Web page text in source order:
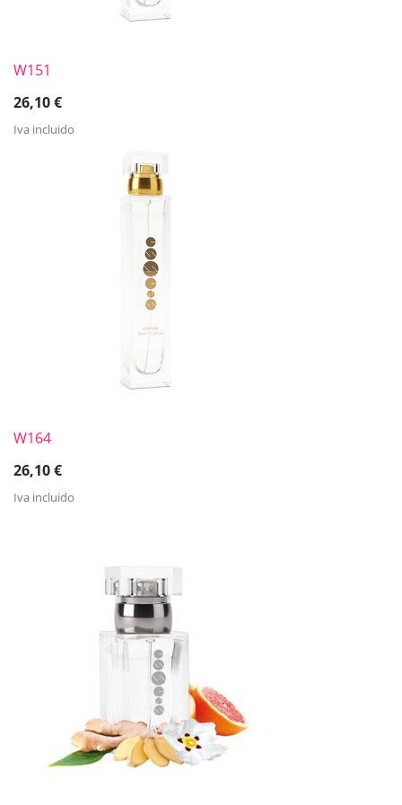
W151
26,10€
Iva incluido
W164
26,10€
Iva incluido